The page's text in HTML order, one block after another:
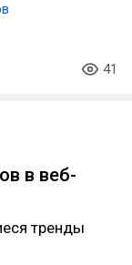
41
в веб-
тренды